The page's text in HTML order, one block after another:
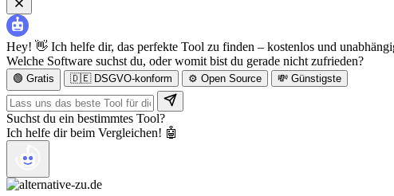
Hey! 👋 Ich helfe dir, das perfekte Tool zu finden – kostenlos und
Welche Software suchst du, oder womit bist du gerade nicht zufrieden?
🟢 Gratis 🇩🇪 DSGVO-konform ⚙️ Open Source 💸 Günstigste
Suchst du ein bestimmtes Tool?
Ich helfe dir beim Vergleichen! 🤖